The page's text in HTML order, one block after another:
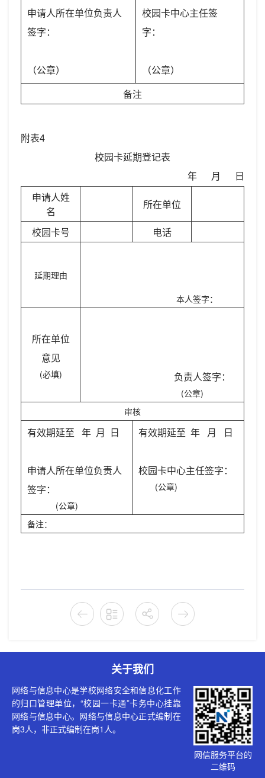
申请人所在单位负责人
签字：
（公章）
校园卡中心主任签
字：
（公章）
备注
附表4
校园卡延期登记表
年 月 日
申请人姓
名
所在单位
校园卡号 电话
延期理由
本人签字：
所在单位
意见
(必填) 负责人签字：
(公章)
审核
有效期延至 年 月 日
申请人所在单位负责人
签字：
(公章)
有效期延至 年 月 日
校园卡中心主任签字：
(公章)
备注：
关于我们
网络与信息中心是学校网络安全和信息化工作
的归口管理单位，“校园一卡通”卡务中心挂靠
网络与信息中心。网络与信息中心正式编制在
岗3人，非正式编制在岗1人。
网信服务平台的
二维码